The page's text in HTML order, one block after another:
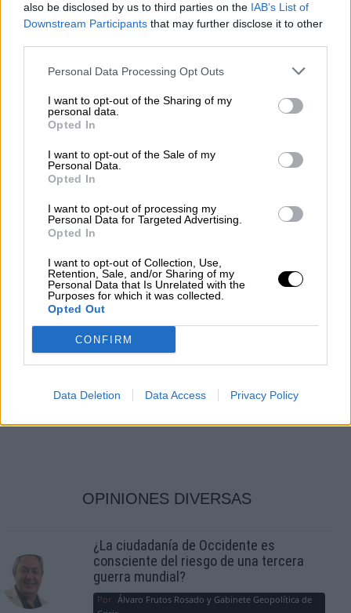
also be disclosed by us to third parties on the IAB’s List of
Downstream Participants that may further disclose it to other
Personal Data Processing Opt Outs
I want to opt-out of the Sharing of my
personal data.
Opted In
I want to opt-out of the Sale of my
Personal Data.
Opted In
I want to opt-out of processing my
Personal Data for Targeted Advertising.
Opted In
I want to opt-out of Collection, Use,
Retention, Sale, and/or Sharing of my
Personal Data that Is Unrelated with the
Purposes for which it was collected.
Opted Out
CONFIRM
Data Deletion Data Access Privacy Policy
Por Carolina Rodríguez
Más artículos de este autor
Dos niñas de San Ildefonso durante el Sorteo de Navidad del año 2019
El Gordo de Navidad 72.897
El Sorteo Extraordinario de Navidad reparte este martes
2.408 millones de euros en premios
PorLa Hora Digital
martes, 22 de diciembre de 2020
OPINIONES DIVERSAS
¿La ciudadanía de Occidente es
consciente del riesgo de una tercera
guerra mundial?
Por Álvaro Frutos Rosado y Gabinete Geopolítica de